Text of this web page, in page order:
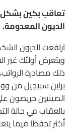
تعاقب بكين بشكل
الديون المعدومة.
ارتفعت الديون
ويتعرض أولئك غير
ذلك مصادرة
براين سبيجيل من
الصينيين حريصون
بالعقاب في حالة
أكثر تحفظا فيما